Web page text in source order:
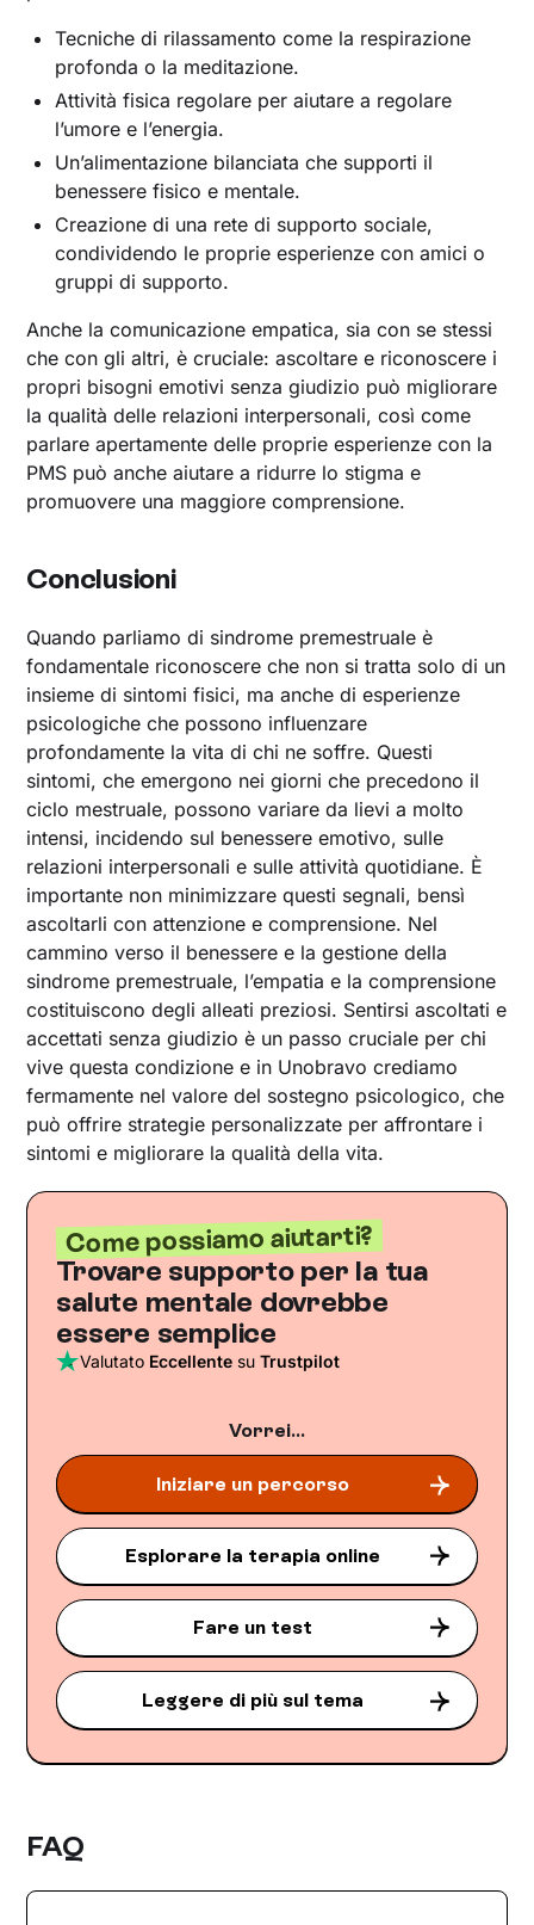
Tecniche di rilassamento come la respirazione
profonda o la meditazione.
Attività fisica regolare per aiutare a regolare
l’umore e l’energia.
Un’alimentazione bilanciata che supporti il
benessere fisico e mentale.
Creazione di una rete di supporto sociale,
condividendo le proprie esperienze con amici o
gruppi di supporto.
Anche la comunicazione empatica, sia con se stessi
che con gli altri, è cruciale: ascoltare e riconoscere i
propri bisogni emotivi senza giudizio può migliorare
la qualità delle relazioni interpersonali, così come
parlare apertamente delle proprie esperienze con la
PMS può anche aiutare a ridurre lo stigma e
promuovere una maggiore comprensione.
Conclusioni
Quando parliamo di sindrome premestruale è
fondamentale riconoscere che non si tratta solo di un
insieme di sintomi fisici, ma anche di esperienze
psicologiche che possono influenzare
profondamente la vita di chi ne soffre. Questi
sintomi, che emergono nei giorni che precedono il
ciclo mestruale, possono variare da lievi a molto
intensi, incidendo sul benessere emotivo, sulle
relazioni interpersonali e sulle attività quotidiane. È
importante non minimizzare questi segnali, bensì
ascoltarli con attenzione e comprensione. Nel
cammino verso il benessere e la gestione della
sindrome premestruale, l’empatia e la comprensione
costituiscono degli alleati preziosi. Sentirsi ascoltati e
accettati senza giudizio è un passo cruciale per chi
vive questa condizione e in Unobravo crediamo
fermamente nel valore del sostegno psicologico, che
può offrire strategie personalizzate per affrontare i
sintomi e migliorare la qualità della vita.
Come possiamo aiutarti?
Trovare supporto per la tua
salute mentale dovrebbe
essere semplice
Valutato Eccellente suTrustpilot
Vorrei...
Iniziare un percorso
Esplorare la terapia online
Fare un test
Leggere di più sul tema
FAQ